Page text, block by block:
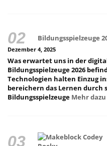
Bildungsspielzeuge
Dezember 4, 2025
Was erwartet uns in der
Bildungsspielzeuge 2026
Technologien halten Einzug
bereichern das Lernen durch
Bildungsspielzeuge Mehr